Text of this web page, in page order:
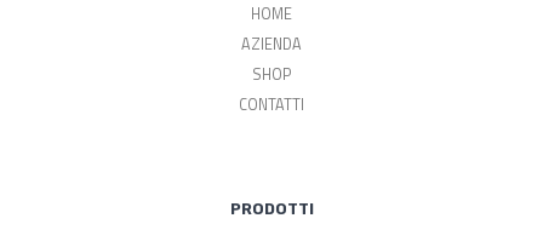
HOME
AZIENDA
SHOP
CONTATTI
PRODOTTI